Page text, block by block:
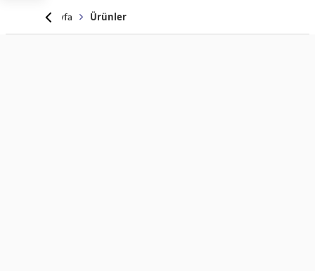
Anasayfa Ürünler